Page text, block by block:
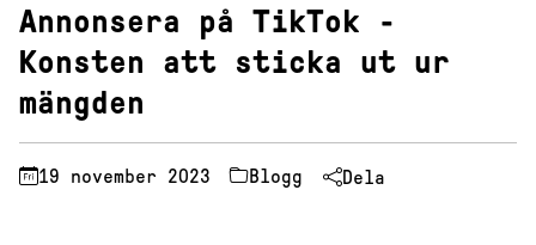
Annonsera på TikTok -
Konsten att sticka ut ur
mängden
19 november 2023 Blogg Dela